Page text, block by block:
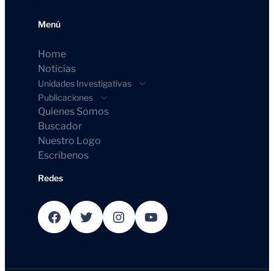
Menú
Home
Noticias
Unidades Investigativas
Publicaciones
Quienes Somos
Buscador
Nuestro Logo
Escribenos
Redes
Facebook Twitter Instagram YouTube